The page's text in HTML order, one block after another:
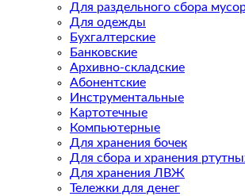
Для раздельного сбора
Для одежды
Бухгалтерские
Банковские
Архивно-складские
Абонентские
Инструментальные
Картотечные
Компьютерные
Для хранения бочек
Для сбора и хранения
Для хранения ЛВЖ
Тележки для денег